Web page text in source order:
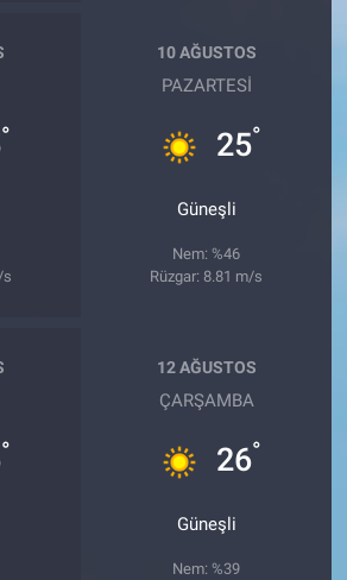
°
s
10 AĞUSTOS
PAZARTESI
25°
Güneşli
Nem: %46
Rüzgar: 8.81 m/s
°
12 AĞUSTOS
ÇARŞAMBA
26°
Güneşli
Nem: %39